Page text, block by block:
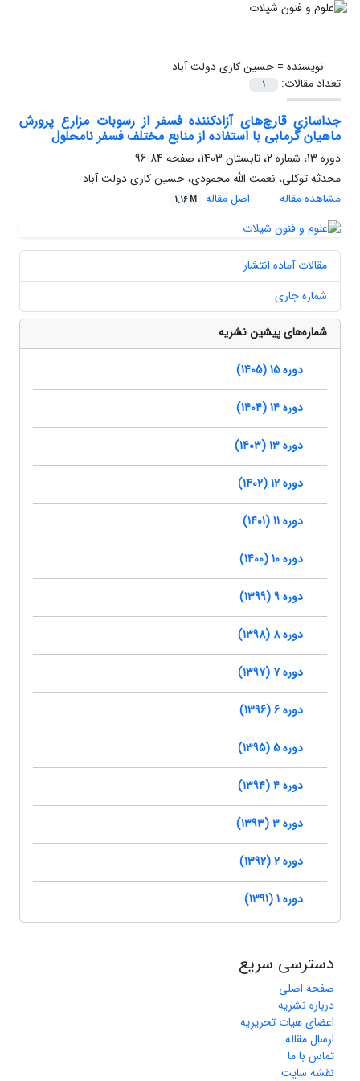
نویسنده =حسین کاری دولت آباد
تعداد مقالات:
1
جداسازی قارچ‌های آزادکننده فسفر از رسوبات مزارع پرورش
ماهیان گرمابی با استفاده از منابع مختلف فسفر نامحلول
دوره 13، شماره 2، تابستان 1403، صفحه
84-96
محدثه توکلی، نعمت الله محمودی، حسین کاری دولت آباد
مشاهده مقاله
اصل مقاله 1.16 M
مقالات آماده انتشار
شماره جاری
شماره‌های پیشین نشریه
دوره 15 (1405)
دوره 14 (1404)
دوره 13 (1403)
دوره 12 (1402)
دوره 11 (1401)
دوره 10 (1400)
دوره 9 (1399)
دوره 8 (1398)
دوره 7 (1397)
دوره 6 (1396)
دوره 5 (1395)
دوره 4 (1394)
دوره 3 (1393)
دوره 2 (1392)
دوره 1 (1391)
دسترسی سریع
صفحه اصلی
درباره نشریه
اعضای هیات تحریریه
ارسال مقاله
تماس با ما
نقشه سایت